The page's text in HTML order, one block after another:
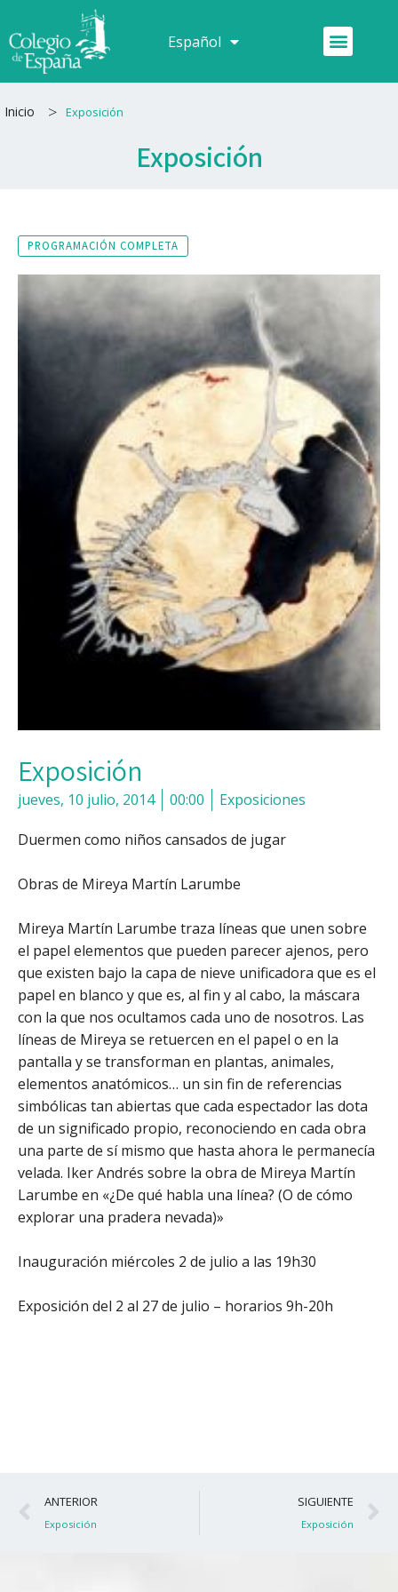
al
contenido
Español
Français Menú
Inicio > Exposición
Exposición
PROGRAMACIÓN COMPLETA
Exposición
jueves, 10 julio, 2014 00:00 Exposiciones
Duermen como niños cansados de jugar
Obras de Mireya Martín Larumbe
Mireya Martín Larumbe traza líneas que unen sobre
el papel elementos que pueden parecer ajenos, pero
que existen bajo la capa de nieve unificadora que es el
papel en blanco y que es, al fin y al cabo, la máscara
con la que nos ocultamos cada uno de nosotros. Las
líneas de Mireya se retuercen en el papel o en la
pantalla y se transforman en plantas, animales,
elementos anatómicos… un sin fin de referencias
simbólicas tan abiertas que cada espectador las dota
de un significado propio, reconociendo en cada obra
una parte de sí mismo que hasta ahora le permanecía
velada. Iker Andrés sobre la obra de Mireya Martín
Larumbe en «¿De qué habla una línea? (O de cómo
explorar una pradera nevada)»
Inauguración miércoles 2 de julio a las 19h30
Exposición del 2 al 27 de julio – horarios 9h-20h
Ant
ANTERIOR
Exposición
SIGUIENTE
Exposición